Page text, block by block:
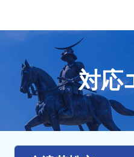
対応